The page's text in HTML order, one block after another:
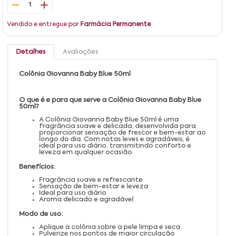
1
Vendido e entregue por Farmácia Permanente
Detalhes Avaliações
Colônia Giovanna Baby Blue 50ml
O que é e para que serve a Colônia Giovanna Baby Blue
50ml?
A Colônia Giovanna Baby Blue 50ml é uma
fragrância suave e delicada, desenvolvida para
proporcionar sensação de frescor e bem-estar ao
longo do dia. Com notas leves e agradáveis, é
ideal para uso diário, transmitindo conforto e
leveza em qualquer ocasião.
Benefícios:
Fragrância suave e refrescante
Sensação de bem-estar e leveza
Ideal para uso diário
Aroma delicado e agradável
Modo de uso:
Aplique a colônia sobre a pele limpa e seca.
Pulverize nos pontos de maior circulação